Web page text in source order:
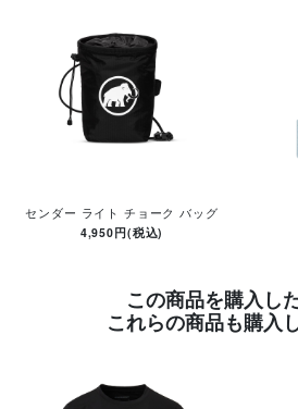
センダー ライト チョーク バッグ
4,950円(税込)
この商品を購入し
これらの商品も購入